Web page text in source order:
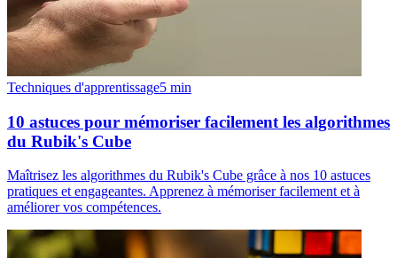
Techniques d'apprentissage5 min
10 astuces pour mémoriser facilement les algorithmes
du Rubik's Cube
Maîtrisez les algorithmes du Rubik's Cube grâce à nos 10 astuces
pratiques et engageantes. Apprenez à mémoriser facilement et à
améliorer vos compétences.